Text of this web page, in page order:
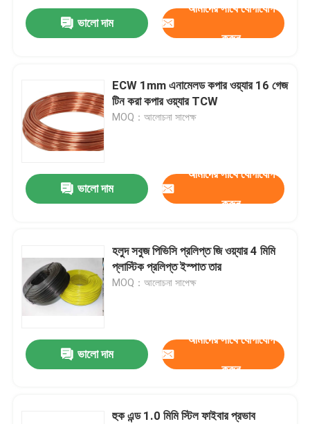
ভালো দাম
আমাদের সাথে যোগাযোগ
করুন
ECW 1mm এনামেলড কপার ওয়্যার 16 গেজ
টিন করা কপার ওয়্যার TCW
MOQ：আলোচনা সাপেক্ষ
ভালো দাম
আমাদের সাথে যোগাযোগ
করুন
হলুদ সবুজ পিভিসি প্রলিপ্ত জি ওয়্যার 4 মিমি
প্লাস্টিক প্রলিপ্ত ইস্পাত তার
MOQ：আলোচনা সাপেক্ষ
ভালো দাম
আমাদের সাথে যোগাযোগ
করুন
হুক এন্ড 1.0 মিমি স্টিল ফাইবার প্রভাব